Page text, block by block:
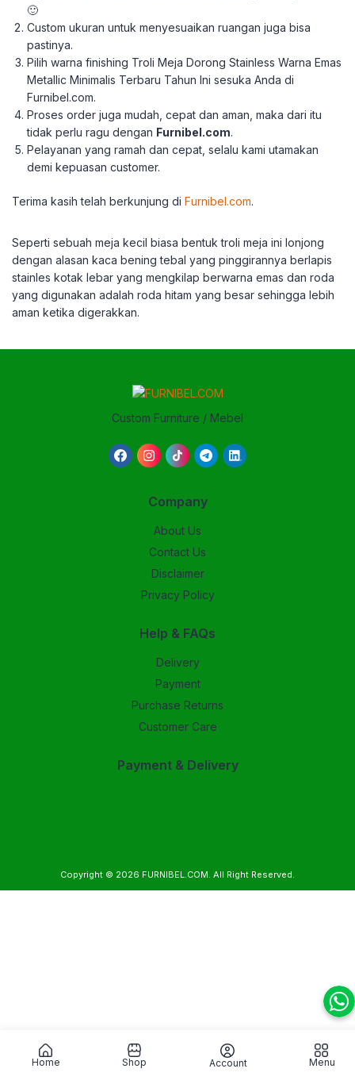
🙂
Custom ukuran untuk menyesuaikan ruangan juga bisa
pastinya.
Pilih warna finishing Troli Meja Dorong Stainless Warna Emas
Metallic Minimalis Terbaru Tahun Ini sesuka Anda di
Furnibel.com.
Proses order juga mudah, cepat dan aman, maka dari itu
tidak perlu ragu dengan Furnibel.com.
Pelayanan yang ramah dan cepat, selalu kami utamakan
demi kepuasan customer.
Terima kasih telah berkunjung di Furnibel.com.
Seperti sebuah meja kecil biasa bentuk troli meja ini lonjong
dengan alasan kaca bening tebal yang pinggirannya berlapis
stainles kotak lebar yang mengkilap berwarna emas dan roda
yang digunakan adalah roda hitam yang besar sehingga lebih
aman ketika digerakkan.
Custom Furniture / Mebel
Company
About Us
Contact Us
Disclaimer
Privacy Policy
Help & FAQs
Delivery
Payment
Purchase Returns
Customer Care
Payment & Delivery
Copyright © 2026 FURNIBEL.COM. All Right Reserved.
Home Shop Account Menu